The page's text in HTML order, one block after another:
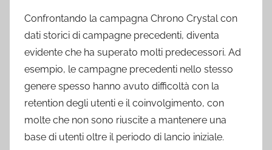
Confrontando la campagna Chrono Crystal con
dati storici di campagne precedenti, diventa
evidente che ha superato molti predecessori. Ad
esempio, le campagne precedenti nello stesso
genere spesso hanno avuto difficoltà con la
retention degli utenti e il coinvolgimento, con
molte che non sono riuscite a mantenere una
base di utenti oltre il periodo di lancio iniziale.